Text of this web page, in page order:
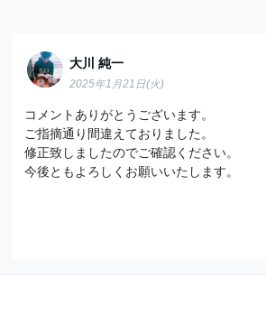
大川 純一
2025年1月21日(火)
コメントありがとうございます。
ご指摘通り間違えておりました。
修正致しましたのでご確認ください。
今後ともよろしくお願いいたします。